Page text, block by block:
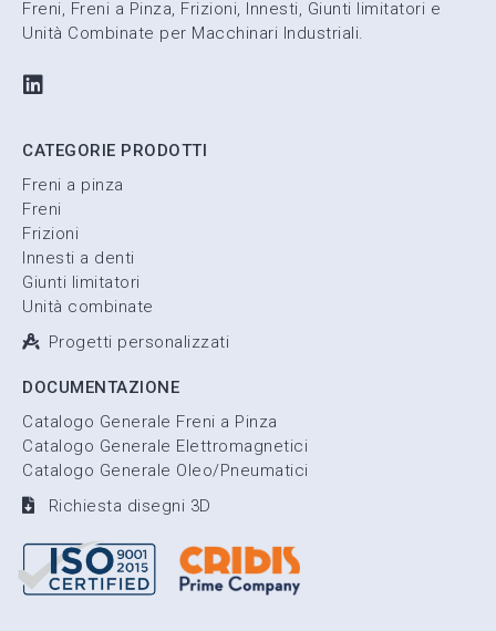
Freni, Freni a Pinza, Frizioni, Innesti, Giunti limitatori e
Unità Combinate per Macchinari Industriali.
CATEGORIE PRODOTTI
Freni a pinza
Freni
Frizioni
Innesti a denti
Giunti limitatori
Unità combinate
Progetti personalizzati
DOCUMENTAZIONE
Catalogo Generale Freni a Pinza
Catalogo Generale Elettromagnetici
Catalogo Generale Oleo/Pneumatici
Richiesta disegni 3D